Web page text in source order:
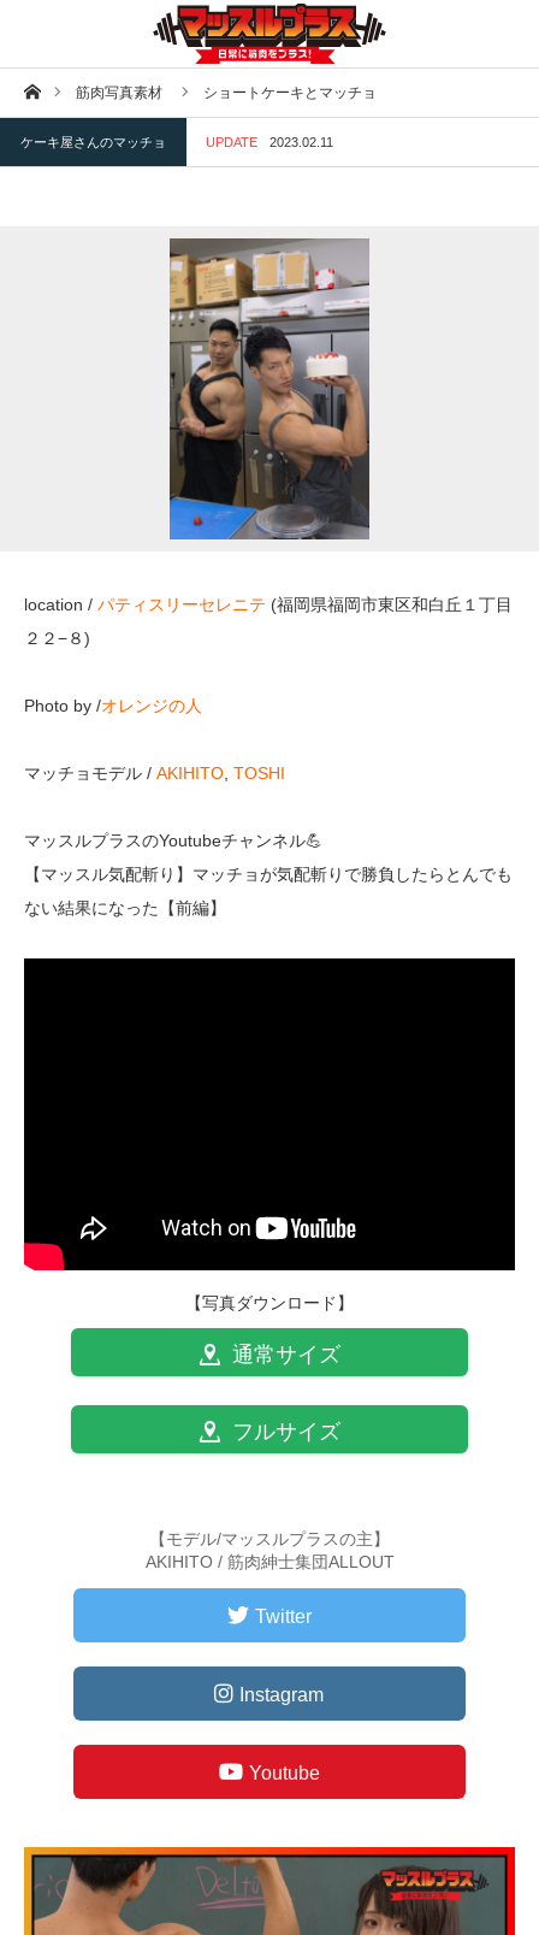
ホーム筋肉写真素材 ショートケーキとマッチョ
ケーキ屋さんのマッチョ UPDATE 2023.02.11
location / パティスリーセレニテ (福岡県福岡市東区和白丘１丁目
２２−８)
Photo by /オレンジの人
マッチョモデル / AKIHITO TOSHI
マッスルプラスのYoutubeチャンネル💪
【マッスル気配斬り】マッチョが気配斬りで勝負したらとんでも
ない結果になった【前編】
【写真ダウンロード】
通常サイズ
フルサイズ
【モデル/マッスルプラスの主】
AKIHITO / 筋肉紳士集団ALLOUT
Twitter
Instagram
Youtube